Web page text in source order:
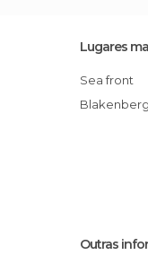
Lugares
Sea front
Outras